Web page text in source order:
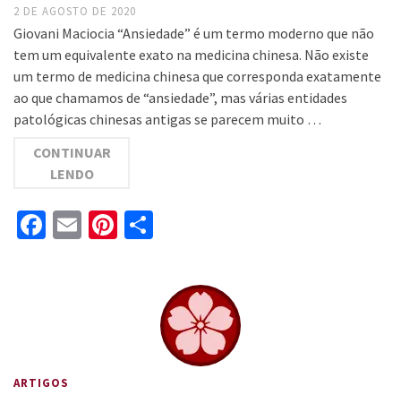
2 DE AGOSTO DE 2020
Giovani Maciocia “Ansiedade” é um termo moderno que não
tem um equivalente exato na medicina chinesa. Não existe
um termo de medicina chinesa que corresponda exatamente
ao que chamamos de “ansiedade”, mas várias entidades
patológicas chinesas antigas se parecem muito …
CONTINUAR
LENDO
Facebook
EmailPinterest
ARTIGOS